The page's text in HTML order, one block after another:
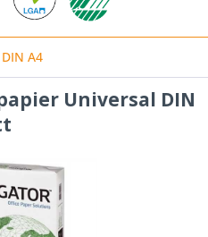
A4
Universal DIN